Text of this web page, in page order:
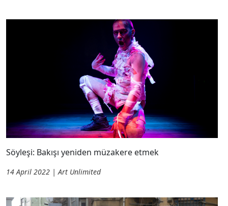
Söyleşi: Bakışı yeniden müzakere etmek
14 April 2022 | Art Unlimited